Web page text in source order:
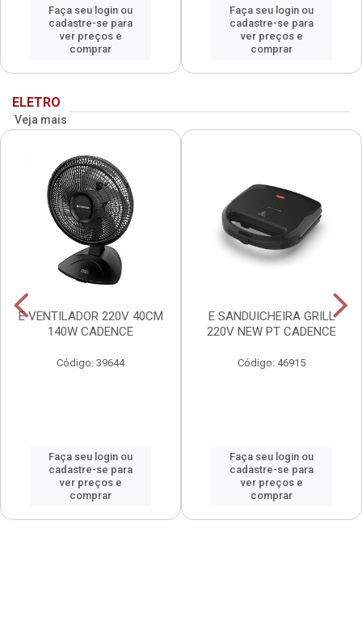
Faça seu login ou
cadastre-se para
ver preços e
comprar
Faça seu login ou
cadastre-se para
ver preços e
comprar
ELETRO
Veja mais
E VENTILADOR 220V 40CM
140W CADENCE
Código: 39644
Faça seu login ou
cadastre-se para
ver preços e
comprar
E SANDUICHEIRA GRILL
220V NEW PT CADENCE
Código: 46915
Faça seu login ou
cadastre-se para
ver preços e
comprar